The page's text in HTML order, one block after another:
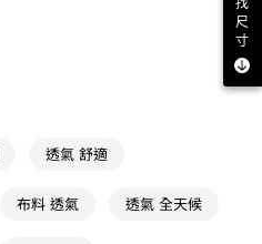
透氣 舒適
布料 透氣 透氣 全天候
尺
寸